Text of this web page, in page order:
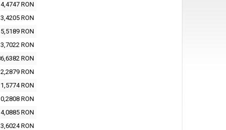
4,4747 RON
3,4205 RON
5,5189 RON
3,7022 RON
RON
2,2879 RON
1,5774 RON
0,2808 RON
4,0885 RON
3,6024 RON